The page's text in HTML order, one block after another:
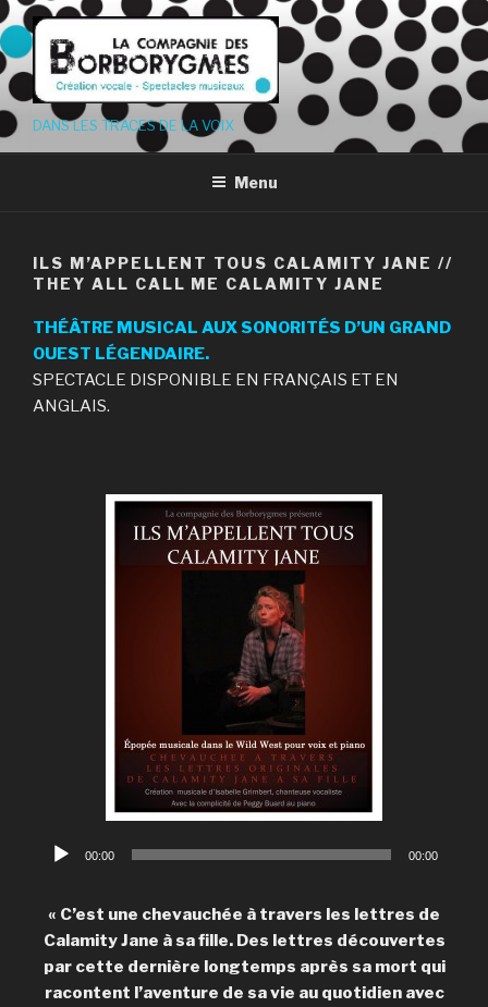
Aller
au
contenu
principal
DANS LES TRACES DE LA VOIX
Menu
ILS M’APPELLENT TOUS CALAMITY JANE //
THEY ALL CALL ME CALAMITY JANE
THÉÂTRE MUSICAL AUX SONORITÉS D’UN GRAND
OUEST LÉGENDAIRE.
SPECTACLE DISPONIBLE EN FRANÇAIS ET EN
ANGLAIS.
Lecteur
00:00 00:00
« C’est une chevauchée à travers les lettres de
Calamity Jane à sa fille. Des lettres découvertes
par cette dernière longtemps après sa mort qui
racontent l’aventure de sa vie au quotidien avec